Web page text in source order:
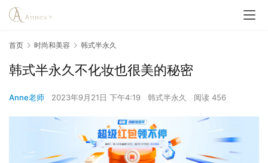
首页 时尚和美容 韩式半永久
韩式半永久不化妆也很美的秘密
Anne老师 2023年9月21日 下午4:19 韩式半永久 阅读 456